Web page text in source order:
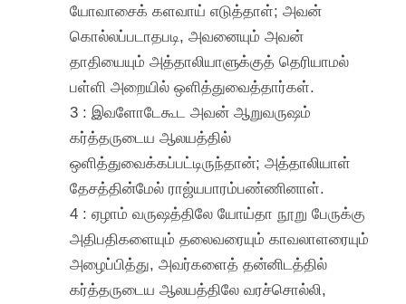
யோவாசைக் களவாய் எடுத்தாள்; அவன்
கொல்லப்படாதபடி, அவனையும் அவன்
தாதியையும் அத்தாலியாளுக்குத் தெரியாமல்
பள்ளி அறையில் ஒளித்துவைத்தார்கள்.
3 : இவளோடேகூட அவன் ஆறுவருஷம்
கர்த்தருடைய ஆலயத்தில்
ஒளித்துவைக்கப்பட்டிருந்தான்; அத்தாலியாள்
தேசத்தின்மேல் ராஜ்யபாரம்பண்ணினாள்.
4 : ஏழாம் வருஷத்திலே யோய்தா நூறு பேருக்கு
அதிபதிகளையும் தலைவரையும் காவலாளரையும்
அழைப்பித்து, அவர்களைத் தன்னிடத்தில்
கர்த்தருடைய ஆலயத்திலே வரச்சொல்லி,